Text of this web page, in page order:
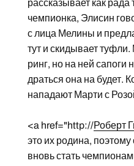
рассказывает как
чемпионка, Элисин
с лица Мелины и
тут и скидывает
ринг, но на ней сапоги
драться она на будет.
нападают Марти с
<a href="http://Роберт
это их родина, поэтому
вновь стать